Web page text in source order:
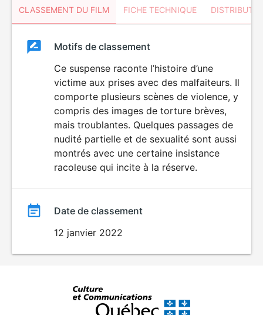
CLASSEMENT DU FILM FICHE TECHNIQUE
ClassementClassement
VIOLENCE
ÉROTISME
Motifs de classement
Ce suspense raconte l’histoire d’une
victime aux prises avec des malfaiteurs. Il
comporte plusieurs scènes de violence, y
compris des images de torture brèves,
mais troublantes. Quelques passages de
nudité partielle et de sexualité sont aussi
montrés avec une certaine insistance
racoleuse qui incite à la réserve.
Date de classement
12 janvier 2022